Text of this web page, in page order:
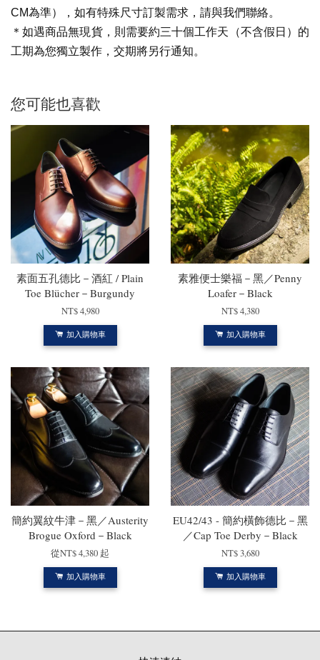
CM為準），如有特殊尺寸訂製需求，請與我們聯絡。
＊如遇商品無現貨，則需要約三十個工作天（不含假日）的
工期為您獨立製作，交期將另行通知。
您可能也喜歡
素面五孔德比－酒紅 / Plain
Toe Blücher－Burgundy
NT$ 4,980
加入購物車
素雅便士樂福－黑／Penny
Loafer－Black
NT$ 4,380
加入購物車
簡約翼紋牛津－黑／Austerity
Brogue Oxford－Black
從NT$ 4,380 起
加入購物車
EU42/43 - 簡約橫飾德比－黑
／Cap Toe Derby－Black
NT$ 3,680
加入購物車